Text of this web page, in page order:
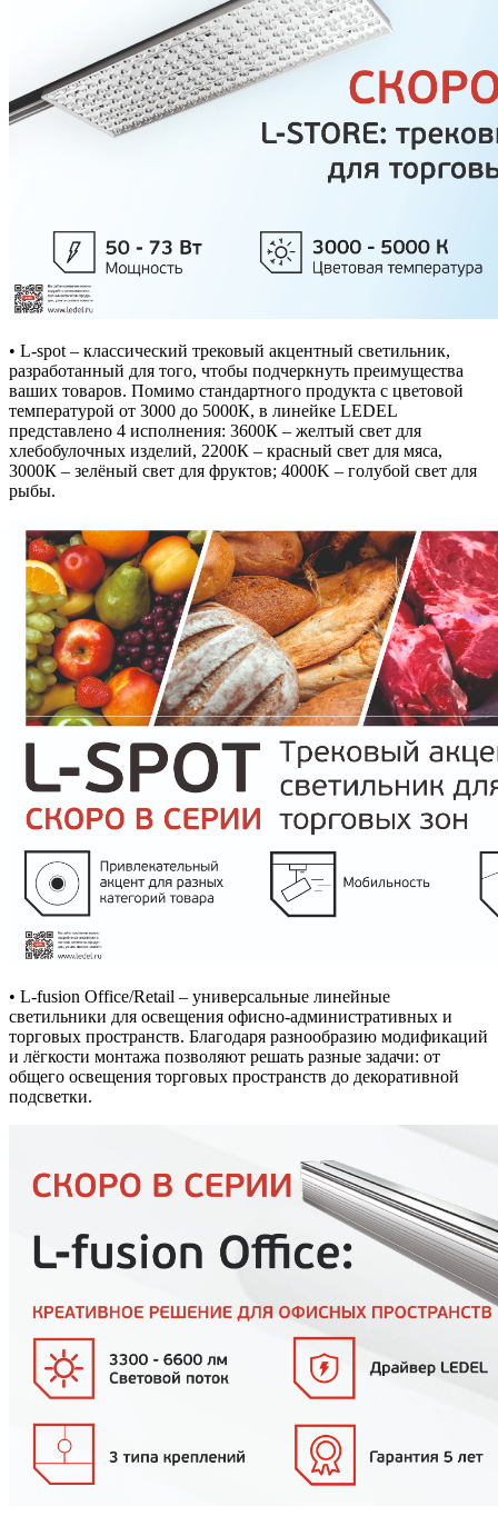
• L-spot – классический трековый акцентный светильник,
разработанный для того, чтобы подчеркнуть преимущества
ваших товаров. Помимо стандартного продукта с цветовой
температурой от 3000 до 5000К, в линейке LEDEL
представлено 4 исполнения: 3600К – желтый свет для
хлебобулочных изделий, 2200К – красный свет для мяса,
3000К – зелёный свет для фруктов; 4000K – голубой свет для
рыбы.
• L-fusion Office/Retail – универсальные линейные
светильники для освещения офисно-административных и
торговых пространств. Благодаря разнообразию модификаций
и лёгкости монтажа позволяют решать разные задачи: от
общего освещения торговых пространств до декоративной
подсветки.